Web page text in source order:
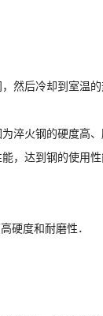
然后冷却到室温的
淬火钢的硬度高
，达到钢的使用
硬度和耐磨性．